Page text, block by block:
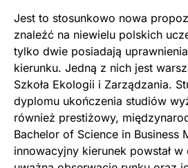
Jest to stosunkowo nowa
znaleźć na niewielu polskich
tylko dwie posiadają
kierunku. Jedną z nich jest
Szkoła Ekologii i Zarządzania.
dyplomu ukończenia studiów
również prestiżowy,
Bachelor of Science in Business
innowacyjny kierunek powstał